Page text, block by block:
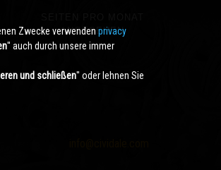
ANGESEHEN
Zwecke verwenden privacy
'' auch durch unsere immer
und schließen'' oder lehnen Sie